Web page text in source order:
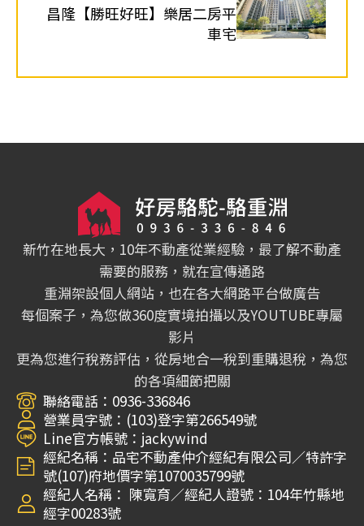
昌隆【勝旺好旺】樂居二房平
車宅
新竹在地長大，10年不動產從業經驗，最了解不動產
需要的服務，就在宣傳通路
重淵架設個人網站，也在各大網路平台做廣告
每個案子，為您做360度實境拍攝以及YOUTUBE專屬
影片
更為您進行稅務評估，從房地合一稅到重購退稅，為您
的各項細節把關
聯絡電話：0936-336846
營業員字號：(103)登字第266549號
Line官方帳號：jackywind
經紀名稱：品宅不動產仲介經紀有限公司∕特許字
號(107)府地價字第1070035799號
經紀人名稱： 陳寬育∕經紀人證號：104年竹縣地
經字00283號